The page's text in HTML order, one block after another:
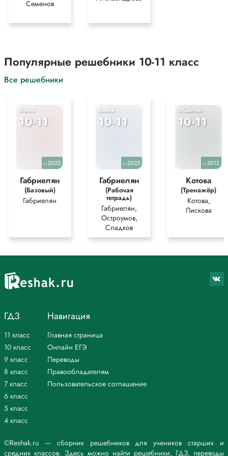
Семенов
Популярные решебники 10-11 класс
Все решебники
Химия
10-11
уч. 2022
Габриелян
(Базовый)
Габриелян
Химия
10-11
уч. 2025
Габриелян
(Рабочая
тетрадь)
Габриелян,
Остроумов,
Сладков
Общество
10-11
уч. 2013
Котова
(Тренажёр)
Котова,
Лискова
©Reshak.ru — сборник решебников для учеников старших и
средних классов. Здесь можно найти решебники, ГДЗ, переводы
ГДЗ
11 класс
10 класс
9 класс
8 класс
7 класс
6 класс
5 класс
4 класс
Навигация
Главная страница
Онлайн ЕГЭ
Переводы
Правообладателям
Пользовательское соглашение